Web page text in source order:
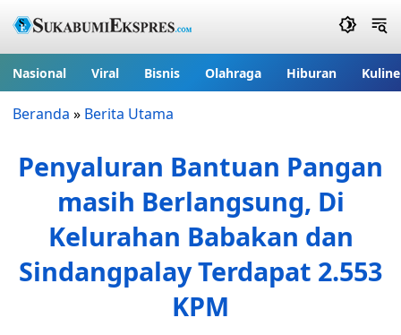
Nasional Viral Bisnis Olahraga Hiburan
Beranda » Berita Utama
Penyaluran Bantuan Pangan
masih Berlangsung, Di
Kelurahan Babakan dan
Sindangpalay Terdapat 2.553
KPM